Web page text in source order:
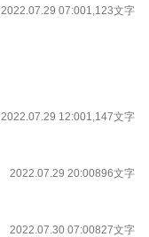
2022.07.29 07:001,123文字
2022.07.29 12:001,147文字
2022.07.29 20:00896文字
2022.07.30 07:00827文字